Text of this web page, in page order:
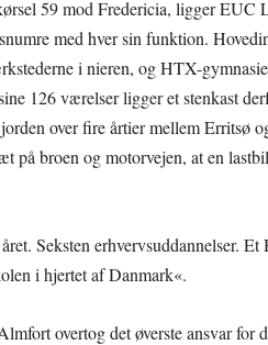
59 mod Fredericia, ligger EUC
med hver sin funktion.
i nieren, og HTX-
126 værelser ligger et stenkast
over fire årtier mellem Erritsø
på broen og motorvejen, at en
Seksten erhvervsuddannelser.
i hjertet af Danmark«.
overtog det øverste ansvar for